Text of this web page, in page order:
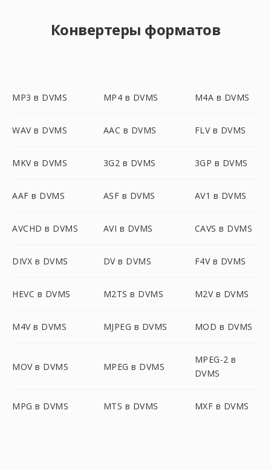
Конвертеры форматов
MP3 в DVMS MP4 в DVMS M4A в DVMS
WAV в DVMS AAC в DVMS FLV в DVMS
MKV в DVMS 3G2 в DVMS 3GP в DVMS
AAF в DVMS ASF в DVMS AV1 в DVMS
AVCHD в DVMS AVI в DVMS CAVS в DVMS
DIVX в DVMS DV в DVMS F4V в DVMS
HEVC в DVMS M2TS в DVMS M2V в DVMS
M4V в DVMS MJPEG в DVMS MOD в DVMS
MOV в DVMS MPEG в DVMS
MPEG-2 в
DVMS
MPG в DVMS MTS в DVMS MXF в DVMS